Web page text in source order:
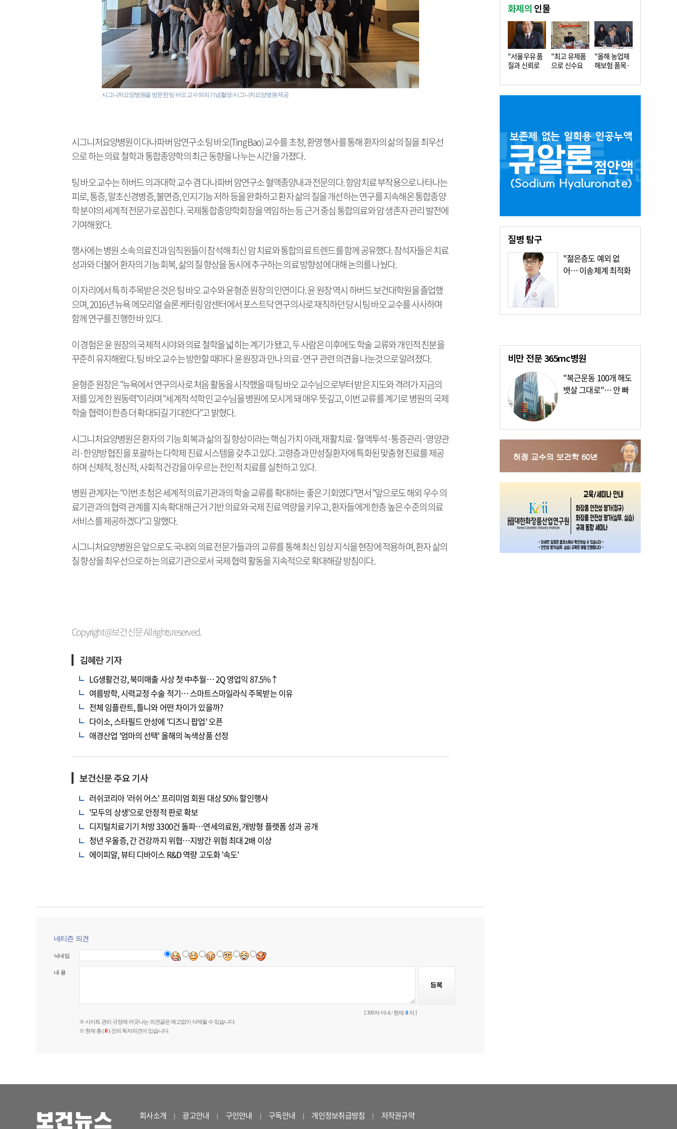
시그니처요양병원을 방문한 팅 바오 교수와의 기념촬영 /시그니처요양병원 제공
시그니처요양병원이 다나파버 암연구소 팅 바오(Ting Bao) 교수를 초청, 환영 행사를 통해 환자의 삶의 질을 최우선
으로 하는 의료 철학과 통합종양학의 최근 동향을 나누는 시간을 가졌다.
팅 바오 교수는 하버드 의과대학 교수 겸 다나파버 암연구소 혈액종양내과 전문의다. 항암치료 부작용으로 나타나는
피로, 통증, 말초신경병증, 불면증, 인지기능 저하 등을 완화하고 환자 삶의 질을 개선하는 연구를 지속해온 통합종양
학 분야의 세계적 전문가로 꼽힌다. 국제통합종양학회장을 역임하는 등 근거 중심 통합의료와 암 생존자 관리 발전에
기여해왔다.
행사에는 병원 소속 의료진과 임직원들이 참석해 최신 암 치료와 통합의료 트렌드를 함께 공유했다. 참석자들은 치료
성과와 더불어 환자의 기능 회복, 삶의 질 향상을 동시에 추구하는 의료 방향성에 대해 논의를 나눴다.
이 자리에서 특히 주목받은 것은 팅 바오 교수와 윤형준 원장의 인연이다. 윤 원장 역시 하버드 보건대학원을 졸업했
으며, 2016년 뉴욕 메모리얼 슬론 케터링 암센터에서 포스트닥 연구의사로 재직하던 당시 팅 바오 교수를 사사하며
함께 연구를 진행한 바 있다.
이 경험은 윤 원장의 국제적 시야와 의료 철학을 넓히는 계기가 됐고, 두 사람은 이후에도 학술 교류와 개인적 친분을
꾸준히 유지해왔다. 팅 바오 교수는 방한할 때마다 윤 원장과 만나 의료·연구 관련 의견을 나눈것으로 알려졌다.
윤형준 원장은 "뉴욕에서 연구의사로 처음 활동을 시작했을 때 팅 바오 교수님으로부터 받은 지도와 격려가 지금의
저를 있게 한 원동력"이라며 "세계적 석학인 교수님을 병원에 모시게 돼 매우 뜻깊고, 이번 교류를 계기로 병원의 국제
학술 협력이 한층 더 확대되길 기대한다"고 밝혔다.
시그니처요양병원은 환자의 기능 회복과 삶의 질 향상이라는 핵심 가치 아래, 재활치료·혈액투석·통증관리·영양관
리·한양방 협진을 포괄하는 다학제 진료 시스템을 갖추고 있다. 고령층과 만성질환자에 특화된 맞춤형 진료를 제공
하며 신체적, 정신적, 사회적 건강을 아우르는 전인적 치료를 실천하고 있다.
병원 관계자는 "이번 초청은 세계적 의료기관과의 학술 교류를 확대하는 좋은 기회였다"면서 "앞으로도 해외 우수 의
료기관과의 협력 관계를 지속 확대해 근거 기반 의료와 국제 진료 역량을 키우고, 환자들에게 한층 높은 수준의 의료
서비스를 제공하겠다"고 말했다.
시그니처요양병원은 앞으로도 국내외 의료 전문가들과의 교류를 통해 최신 임상 지식을 현장에 적용하며, 환자 삶의
질 향상을 최우선으로 하는 의료기관으로서 국제 협력 활동을 지속적으로 확대해갈 방침이다.
Copyright @보건신문 All rights reserved.
김혜란 기자
LG생활건강, 북미매출 사상 첫 中추월… 2Q 영업익 87.5%↑
여름방학, 시력교정 수술 적기… 스마트스마일라식 주목받는 이유
전체 임플란트, 틀니와 어떤 차이가 있을까?
다이소, 스타필드 안성에 '디즈니 팝업' 오픈
애경산업 '엄마의 선택' 올해의 녹색상품 선정
보건신문 주요 기사
러쉬코리아 '러쉬 어스' 프리미엄 회원 대상 50% 할인행사
'모두의 상생'으로 안정적 판로 확보
디지털치료기기 처방 3300건 돌파…연세의료원, 개방형 플랫폼 성과 공개
청년 우울증, 간 건강까지 위협…지방간 위험 최대 2배 이상
에이피알, 뷰티 디바이스 R&D 역량 고도화 '속도'
네티즌 의견
닉네임
내 용
[ 300자 이내 / 현재:0 자 ]
※ 사이트 관리 규정에 어긋나는 의견글은 예고없이 삭제될 수 있습니다.
※ 현재 총 (0) 건의 독자의견이 있습니다.
화제의 인물
"서울우유 품
질과 신뢰로
"최고 유제품
으로 신수요
"올해 농업재
해보험 품목·
질병탐구
"젊은층도 예외 없
어… 이송체계 최적화
비만 전문365mc병원
"복근운동 100개 해도
뱃살 그대로"… 안 빠
회사소개 광고안내 구인안내 구독안내 개인정보취급방침 저작권규약